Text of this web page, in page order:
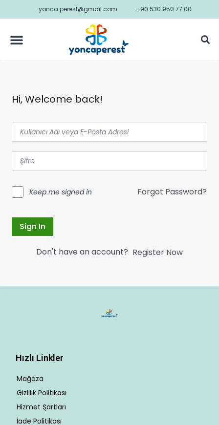
yonca.perest@gmail.com +90 530 950 77 00
Hi, Welcome back!
Keep me signed in Forgot Password?
Sign In
Don't have an account? Register Now
Hızlı Linkler
Mağaza
Gizlilik Politikası
Hizmet Şartları
İade Politikası